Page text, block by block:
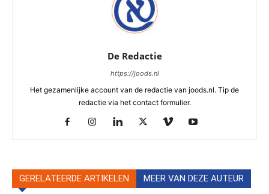
De Redactie
https://joods.nl
Het gezamenlijke account van de redactie van joods.nl. Tip de
redactie via het contact formulier.
GERELATEERDE ARTIKELEN MEER VAN DEZE AUTEUR